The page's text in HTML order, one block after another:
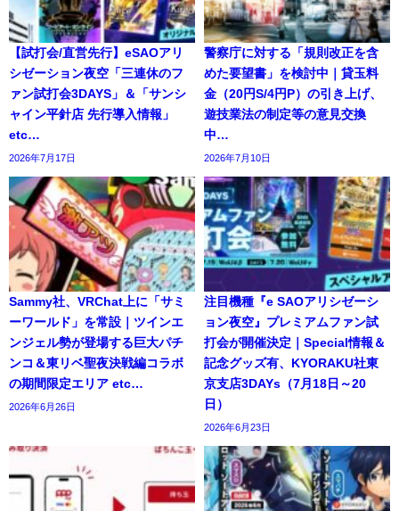
【試打会/直営先行】eSAOアリ
シゼーション夜空「三連休のフ
ァン試打会3DAYS」＆「サンシ
ャイン平針店 先行導入情報」
etc…
2026年7月17日
警察庁に対する「規則改正を含
めた要望書」を検討中｜貸玉料
金（20円S/4円P）の引き上げ、
遊技業法の制定等の意見交換
中…
2026年7月10日
Sammy社、VRChat上に「サミ
ーワールド」を常設｜ツインエ
ンジェル勢が登場する巨大パチ
ンコ＆東リベ聖夜決戦編コラボ
の期間限定エリア etc…
2026年6月26日
注目機種『e SAOアリシゼーシ
ョン夜空』プレミアムファン試
打会が開催決定｜Special情報＆
記念グッズ有、KYORAKU社東
京支店3DAYs（7月18日～20
日）
2026年6月23日